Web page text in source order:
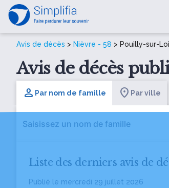
Avis de décès > Nièvre - 58 > Pouilly-sur-
Avis de décès
Par nom de famille Par ville
Liste des derniers avis de
Publié le mercredi 29 juillet 2026